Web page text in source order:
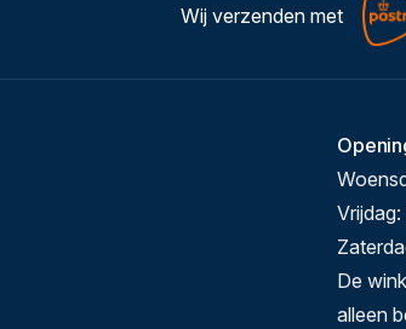
Wij verzenden met
De
alleen